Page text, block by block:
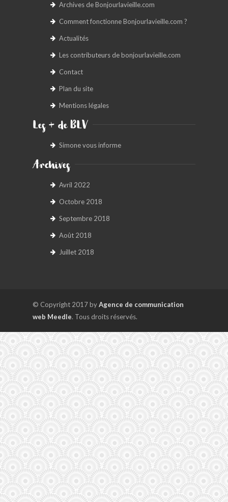
BONJOURLAVIEILLE ?
COMMENT FONCTIONNE BLV ?
Archives de Bonjourlavieille.com
Comment fonctionne Bonjourlavieille.com ?
Actualités
Les contributeurs de bonjourlavieille.com
Contact
Plan du site
Mentions légales
Les + de BLV
Simone vous informe
Archives
Avril 2022
Octobre 2018
Septembre 2018
Août 2018
Juillet 2018
© Copyright 2017 byAgence de communication
web Meedle. Tous droits réservés.